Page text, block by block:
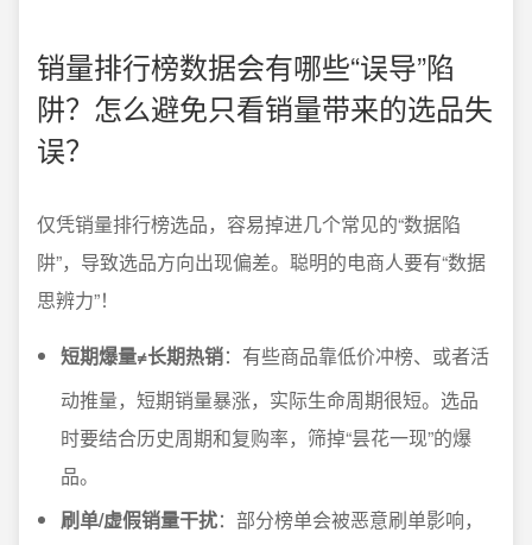
销量排行榜数据会有哪些“误导”陷
阱？怎么避免只看销量带来的选品失
误？
仅凭销量排行榜选品，容易掉进几个常见的“数据陷
阱”，导致选品方向出现偏差。聪明的电商人要有“数据
思辨力”！
短期爆量≠长期热销：有些商品靠低价冲榜、或者活
动推量，短期销量暴涨，实际生命周期很短。选品
时要结合历史周期和复购率，筛掉“昙花一现”的爆
品。
刷单/虚假销量干扰：部分榜单会被恶意刷单影响，